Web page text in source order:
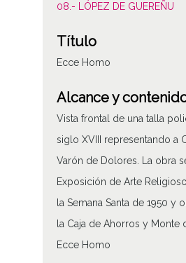
08.- LÓPEZ DE GUEREÑU
Título
Ecce Homo
Alcance y
Vista frontal de una talla
siglo XVIII representando a
Varón de Dolores. La obra
Exposición de Arte
la Semana Santa de 1950 y
la Caja de Ahorros y Monte
Ecce Homo